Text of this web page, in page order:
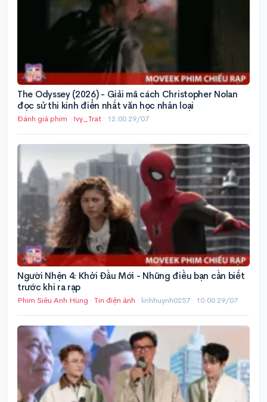
The Odyssey (2026) - Giải mã cách Christopher Nolan
đọc sử thi kinh điển nhất văn học nhân loại
Đánh giá phim · Ivy_Trat · 12:00 29/07
Người Nhện 4: Khởi Đầu Mới - Những điều bạn cần biết
trước khi ra rạp
Phim Siêu Anh Hùng · Tin điện ảnh · linhhuynh0257 · 10:00 29/07